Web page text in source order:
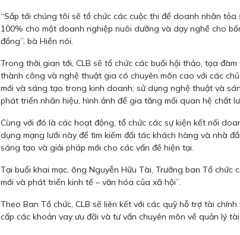
“Sắp tới chúng tôi sẽ tổ chức các cuộc thi để doanh nhân
100% cho một doanh nghiệp nuôi dưỡng và dạy nghề cho
đồng”, bà Hiền nói.
Trong thời gian tới, CLB sẽ tổ chức các buổi hội thảo, tọa
thành công và nghệ thuật gia có chuyên môn cao với các
mới và sáng tạo trong kinh doanh; sử dụng nghệ thuật và
phát triển nhãn hiệu, hình ảnh để gia tăng mối quan hệ chất
Cùng với đó là các hoạt động, tổ chức các sự kiện kết nối
dụng mạng lưới này để tìm kiếm đối tác khách hàng và nhà
sáng tạo và giải pháp mới cho các vấn đề hiện tại.
Tại buổi khai mạc, ông Nguyễn Hữu Tài, Trưởng ban Tổ
mới và phát triển kinh tế – văn hóa của xã hội”.
Theo Ban Tổ chức, CLB sẽ liên kết với các quỹ hỗ trợ tài
cấp các khoản vay ưu đãi và tư vấn chuyên môn về quản lý